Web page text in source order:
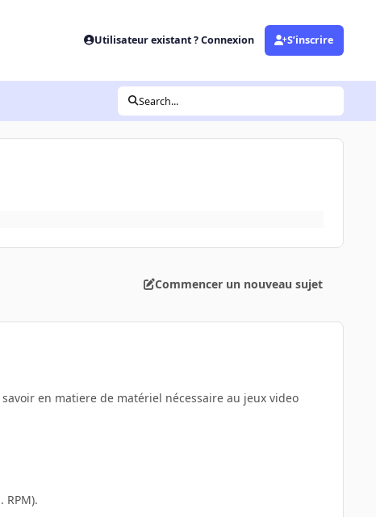
Utilisateur existant ? Connexion S’inscrire
Search...
Commencer un nouveau sujet
en matiere de matériel nécessaire au jeux video
RPM).